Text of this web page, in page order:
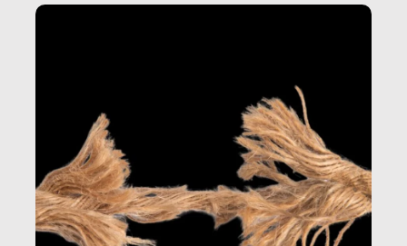
dietro gli oggetti e i servizi che fanno la nostra vita